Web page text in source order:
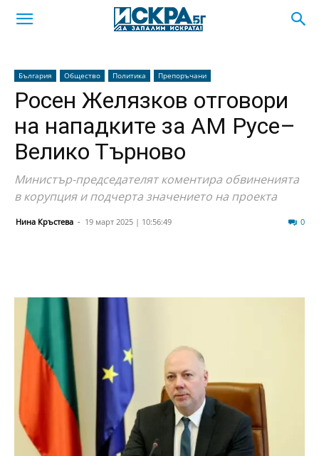
България Общество Политика Препоръчани
Росен Желязков отговори
на нападките за АМ Русе–
Велико Търново
Министър-председателят коментира обвиненията
в корупция и подчерта значението на проекта
Нина Кръстева - 19 март 2025 | 10:56:49 0